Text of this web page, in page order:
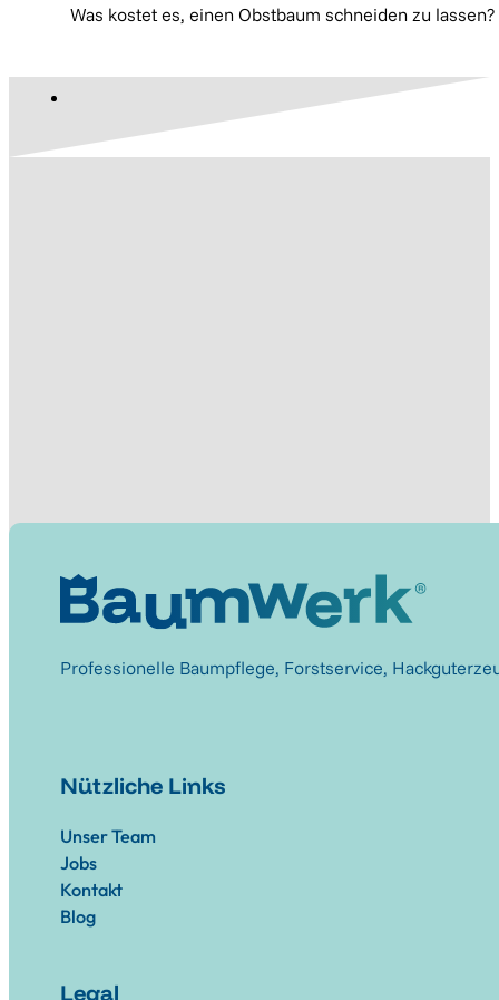
Was kostet es, einen Obstbaum schneiden zu
Professionelle Baumpflege, Forstservice,
Nützliche Links
Unser Team
Jobs
Kontakt
Blog
Legal